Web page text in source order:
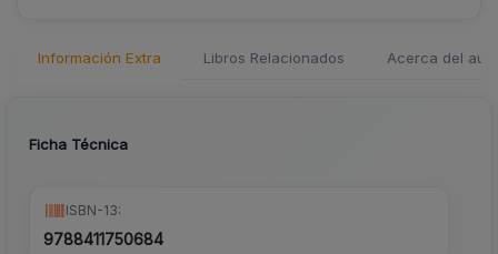
Información Extra Libros Relacionados Acerca del
Ficha Técnica
ISBN-13:
9788411750684